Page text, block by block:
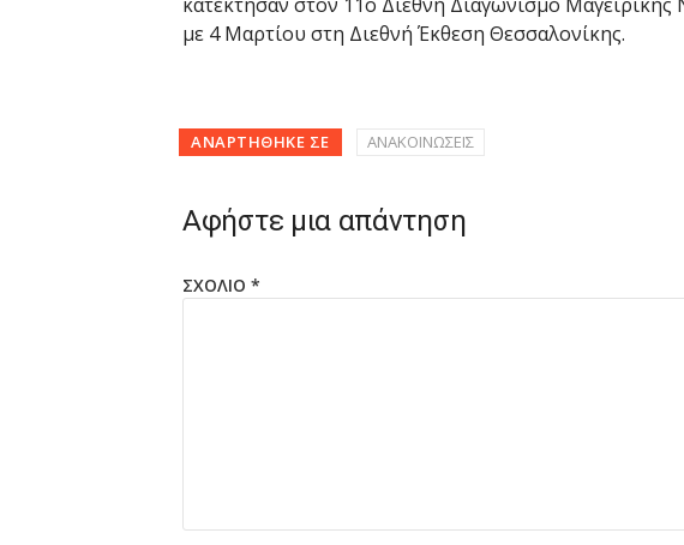
με 4 Μαρτίου στη Διεθνή Έκθεση Θεσσαλονίκης.
ΑΝΑΡΤΉΘΗΚΕ ΣΕ ΑΝΑΚΟΙΝΩΣΕΙΣ
Αφήστε μια απάντηση
ΣΧΌΛΙΟ *